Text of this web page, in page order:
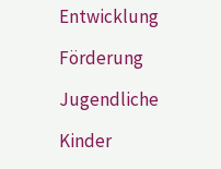
Entwicklung
Förderung
Jugendliche
Kinder